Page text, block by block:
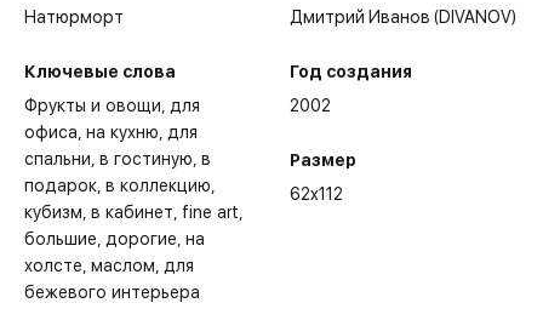
Натюрморт
Ключевые слова
Фрукты и овощи для
офиса на кухню для
спальни в гостиную в
подарок в коллекцию
кубизм в кабинет fine art
большие дорогие на
холсте маслом для
бежевого интерьера
Дмитрий Иванов (DIVANOV)
Год создания
2002
Размер
62x112